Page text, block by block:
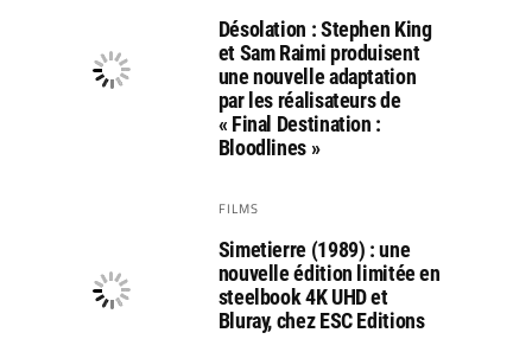
Désolation : Stephen King
et Sam Raimi produisent
une nouvelle adaptation
par les réalisateurs de
« Final Destination :
Bloodlines »
FILMS
Simetierre (1989) : une
nouvelle édition limitée en
steelbook 4K UHD et
Bluray, chez ESC Editions